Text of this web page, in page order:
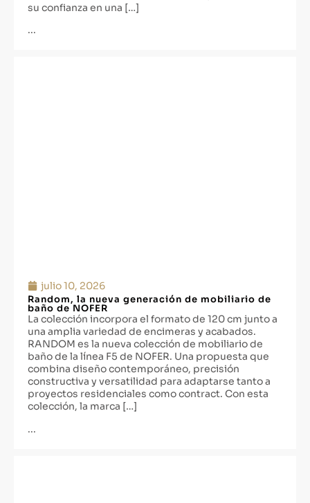
su confianza en una […]
...
julio 10, 2026
Random, la nueva generación de mobiliario de
baño de NOFER
La colección incorpora el formato de 120 cm junto a
una amplia variedad de encimeras y acabados.
RANDOM es la nueva colección de mobiliario de
baño de la línea F5 de NOFER. Una propuesta que
combina diseño contemporáneo, precisión
constructiva y versatilidad para adaptarse tanto a
proyectos residenciales como contract. Con esta
colección, la marca […]
...